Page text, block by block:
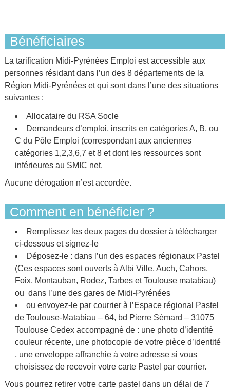
Bénéficiaires
La tarification Midi-Pyrénées Emploi est accessible aux
personnes résidant dans l’un des 8 départements de la
Région Midi-Pyrénées et qui sont dans l’une des situations
suivantes :
Allocataire du RSA Socle
Demandeurs d’emploi, inscrits en catégories A, B, ou
C du Pôle Emploi (correspondant aux anciennes
catégories 1,2,3,6,7 et 8 et dont les ressources sont
inférieures au SMIC net.
Aucune dérogation n’est accordée.
Comment en bénéficier ?
Remplissez les deux pages du dossier à télécharger
ci-dessous et signez-le
Déposez-le : dans l’un des espaces régionaux Pastel
(Ces espaces sont ouverts à Albi Ville, Auch, Cahors,
Foix, Montauban, Rodez, Tarbes et Toulouse matabiau)
ou dans l’une des gares de Midi-Pyrénées
ou envoyez-le par courrier à l’Espace régional Pastel
de Toulouse-Matabiau – 64, bd Pierre Sémard – 31075
Toulouse Cedex accompagné de : une photo d’identité
couleur récente, une photocopie de votre pièce d’identité
, une enveloppe affranchie à votre adresse si vous
choisissez de recevoir votre carte Pastel par courrier.
Vous pourrez retirer votre carte pastel dans un délai de 7